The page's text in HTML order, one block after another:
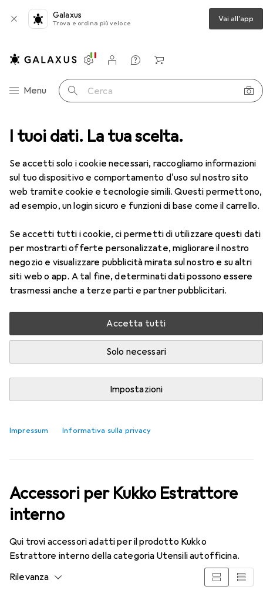
I tuoi dati. La tua scelta.
Se accetti solo i cookie necessari, raccogliamo informazioni
sul tuo dispositivo e comportamento d'uso sul nostro sito
web tramite cookie e tecnologie simili. Questi permettono,
ad esempio, un login sicuro e funzioni di base come il carrello.
Se accetti tutti i cookie, ci permetti di utilizzare questi dati
per mostrarti offerte personalizzate, migliorare il nostro
negozio e visualizzare pubblicità mirata sul nostro e su altri
siti web o app. A tal fine, determinati dati possono essere
trasmessi anche a terze parti e partner pubblicitari.
Accetta tutti
Solo necessari
Impostazioni
Impressum Informativa sulla privacy
Galaxus
Trova e ordina più veloce Vai all'app
Categoria Navigazione
Menu Cerca
Impostazioni
Conto cliente
Liste di confronto
Liste dei desideri
Carrello
Utensili autofficina Kukko Estrattore interno
EUR
83,40
Accessori per Kukko Estrattore
interno
Qui trovi accessori adatti per il prodotto Kukko
Estrattore interno della categoria Utensili autofficina.
Rilevanza